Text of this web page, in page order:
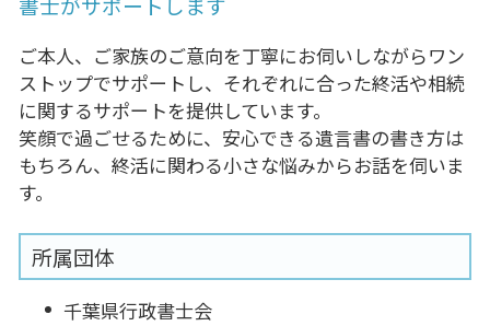
ご本人、ご家族のご意向を丁寧にお伺いしながらワン
ストップでサポートし、それぞれに合った終活や相続
に関するサポートを提供しています。
笑顔で過ごせるために、安心できる遺言書の書き方は
もちろん、終活に関わる小さな悩みからお話を伺いま
す。
所属団体
千葉県行政書士会